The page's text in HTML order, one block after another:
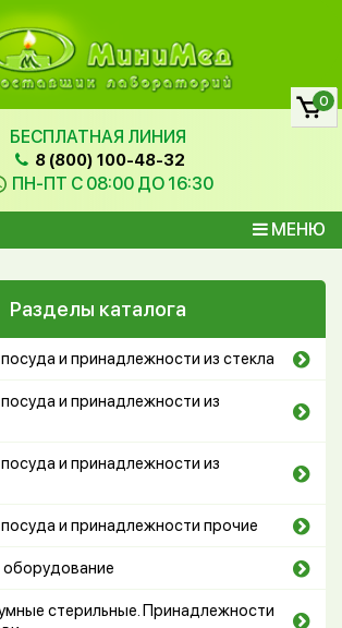
БЕСПЛАТНАЯ ЛИНИЯ
8 (800) 100-48-32
ПН-ПТ С 08:00 ДО 16:30
МЕНЮ
0
Разделы каталога
и принадлежности из стекла
и принадлежности из
и принадлежности из
и принадлежности прочие
стерильные. Принадлежности